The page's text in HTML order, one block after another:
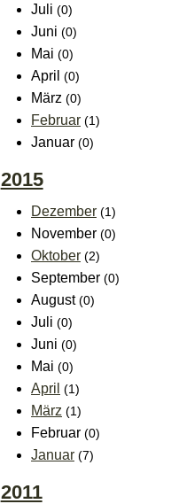
Juli(0)
Juni(0)
Mai(0)
April(0)
März(0)
Februar (1)
Januar(0)
2015
Dezember (1)
November(0)
Oktober (2)
September(0)
August(0)
Juli(0)
Juni(0)
Mai(0)
April (1)
März (1)
Februar(0)
Januar (7)
2011